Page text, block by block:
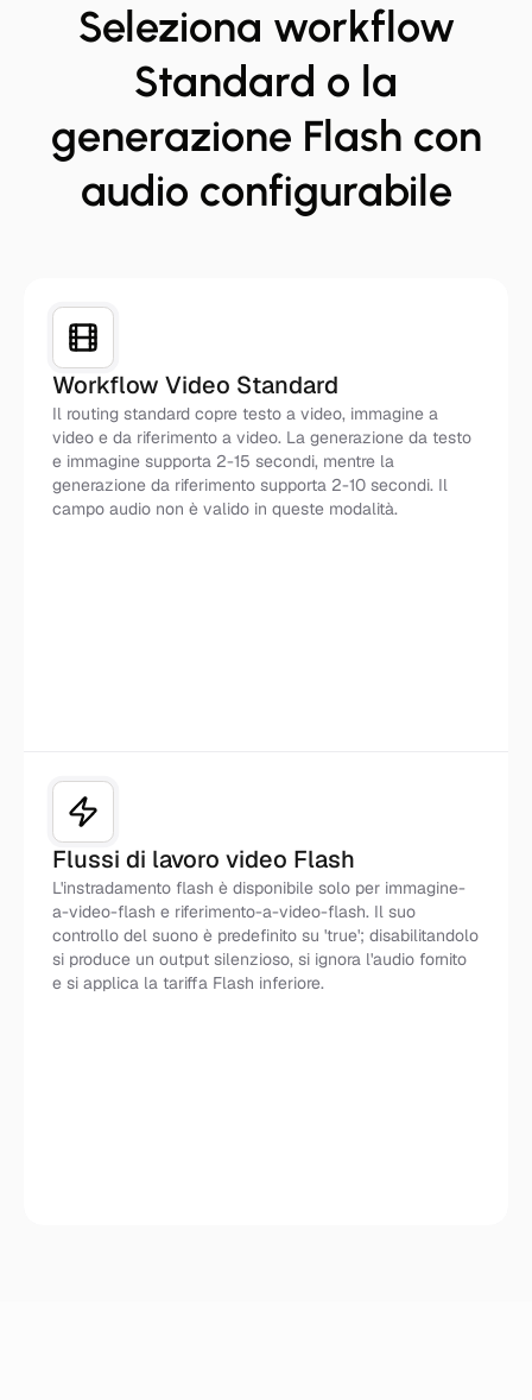
Seleziona workflow
Standard o la
generazione Flash con
audio configurabile
Workflow Video Standard
Il routing standard copre testo a video, immagine a
video e da riferimento a video. La generazione da testo
e immagine supporta 2-15 secondi, mentre la
generazione da riferimento supporta 2-10 secondi. Il
campo audio non è valido in queste modalità.
Flussi di lavoro video Flash
L'instradamento flash è disponibile solo per immagine-
a-video-flash e riferimento-a-video-flash. Il suo
controllo del suono è predefinito su 'true'; disabilitandolo
si produce un output silenzioso, si ignora l'audio fornito
e si applica la tariffa Flash inferiore.